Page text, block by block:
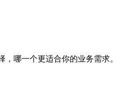
哪一个更适合你的业务需求。